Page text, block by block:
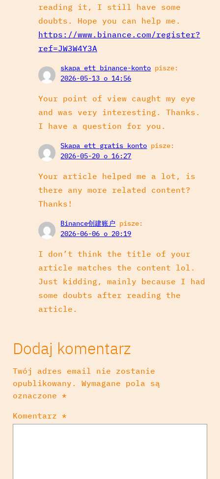
reading it, I still have some
doubts. Hope you can help me.
https://www.binance.com/register?
ref=JW3W4Y3A
skapa ett binance-konto pisze:
2026-05-13 o 14:56
Your point of view caught my eye
and was very interesting. Thanks.
I have a question for you.
Skapa ett gratis konto pisze:
2026-05-20 o 16:27
Your article helped me a lot, is
there any more related content?
Thanks!
Binance创建账户 pisze:
2026-06-06 o 20:19
I don’t think the title of your
article matches the content lol.
Just kidding, mainly because I had
some doubts after reading the
article.
Dodaj komentarz
Twój adres email nie zostanie
opublikowany.
Wymagane pola są
oznaczone *
Komentarz *